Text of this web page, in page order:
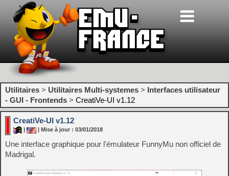
Utilitaires > Utilitaires Multi-systemes > Interfaces utilisateur
- GUI - Frontends > CreatiVe-UI v1.12
CreatiVe-UI v1.12
| Mise à jour : 03/01/2018
Une interface graphique pour l'émulateur FunnyMu non officiel de
Madrigal.